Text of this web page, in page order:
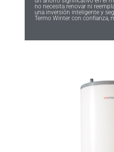
no necesita renovar ni
una inversión inteligente y
Termo Winter con confianza,